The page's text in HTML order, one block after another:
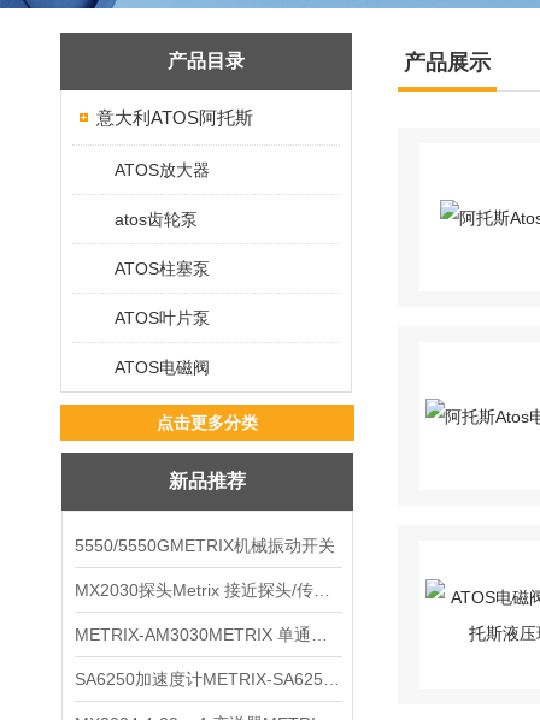
产品目录
意大利ATOS阿托斯
ATOS放大器
atos齿轮泵
ATOS柱塞泵
ATOS叶片泵
ATOS电磁阀
点击更多分类
新品推荐
5550/5550GMETRIX机械振动开关
产品展示